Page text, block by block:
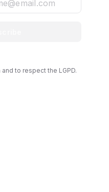
0min
to respect the LGPD.